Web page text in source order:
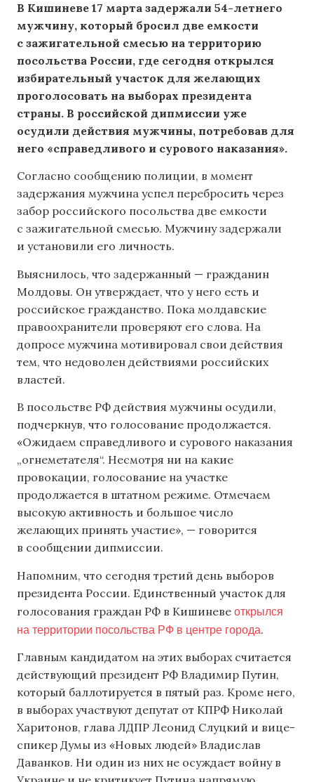
В Кишиневе 17 марта задержали 54-летнего
мужчину, который бросил две емкости
с зажигательной смесью на территорию
посольства России, где сегодня открылся
избирательный участок для желающих
проголосовать на выборах президента
страны. В российской дипмиссии уже
осудили действия мужчины, потребовав для
него «справедливого и сурового наказания».
Согласно сообщению полиции, в момент
задержания мужчина успел перебросить через
забор российского посольства две емкости
с зажигательной смесью. Мужчину задержали
и установили его личность.
Выяснилось, что задержанный — гражданин
Молдовы. Он утверждает, что у него есть и
российское гражданство. Пока молдавские
правоохранители проверяют его слова. На
допросе мужчина мотивировал свои действия
тем, что недоволен действиями российских
властей.
В посольстве РФ действия мужчины осудили,
подчеркнув, что голосование продолжается.
«Ожидаем справедливого и сурового наказания
„огнеметателя“. Несмотря ни на какие
провокации, голосование на участке
продолжается в штатном режиме. Отмечаем
высокую активность и большое число
желающих принять участие», — говорится
в сообщении дипмиссии.
Напомним, что сегодня третий день выборов
президента России. Единственный участок для
голосования граждан РФ в Кишиневе открылся
на территории посольства РФ в центре города.
Главным кандидатом на этих выборах считается
действующий президент РФ Владимир Путин,
который баллотируется в пятый раз. Кроме него,
в выборах участвуют депутат от КПРФ Николай
Харитонов, глава ЛДПР Леонид Слуцкий и вице-
спикер Думы из «Новых людей» Владислав
Даванков. Ни один из них не осуждает войну в